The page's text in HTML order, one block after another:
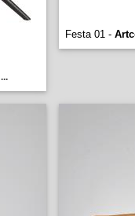
...
Festa 01 -